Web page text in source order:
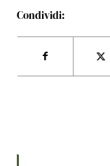
Condividi: